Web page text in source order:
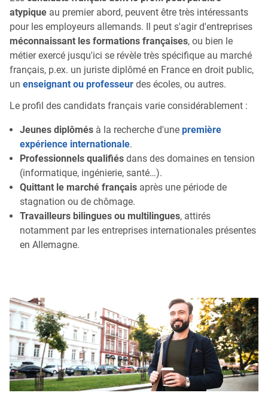
atypique au premier abord, peuvent être très intéressants
pour les employeurs allemands. Il peut s'agir d'entreprises
méconnaissant les formations françaises, ou bien le
métier exercé jusqu'ici se révèle très spécifique au marché
français, p.ex. un juriste diplômé en France en droit public,
un enseignant ou professeur des écoles, ou autres.
Le profil des candidats français varie considérablement :
Jeunes diplômés à la recherche d'une première
expérience internationale.
Professionnels qualifiés dans des domaines en tension
(informatique, ingénierie, santé…).
Quittant le marché français après une période de
stagnation ou de chômage.
Travailleurs bilingues ou multilingues, attirés
notamment par les entreprises internationales présentes
en Allemagne.